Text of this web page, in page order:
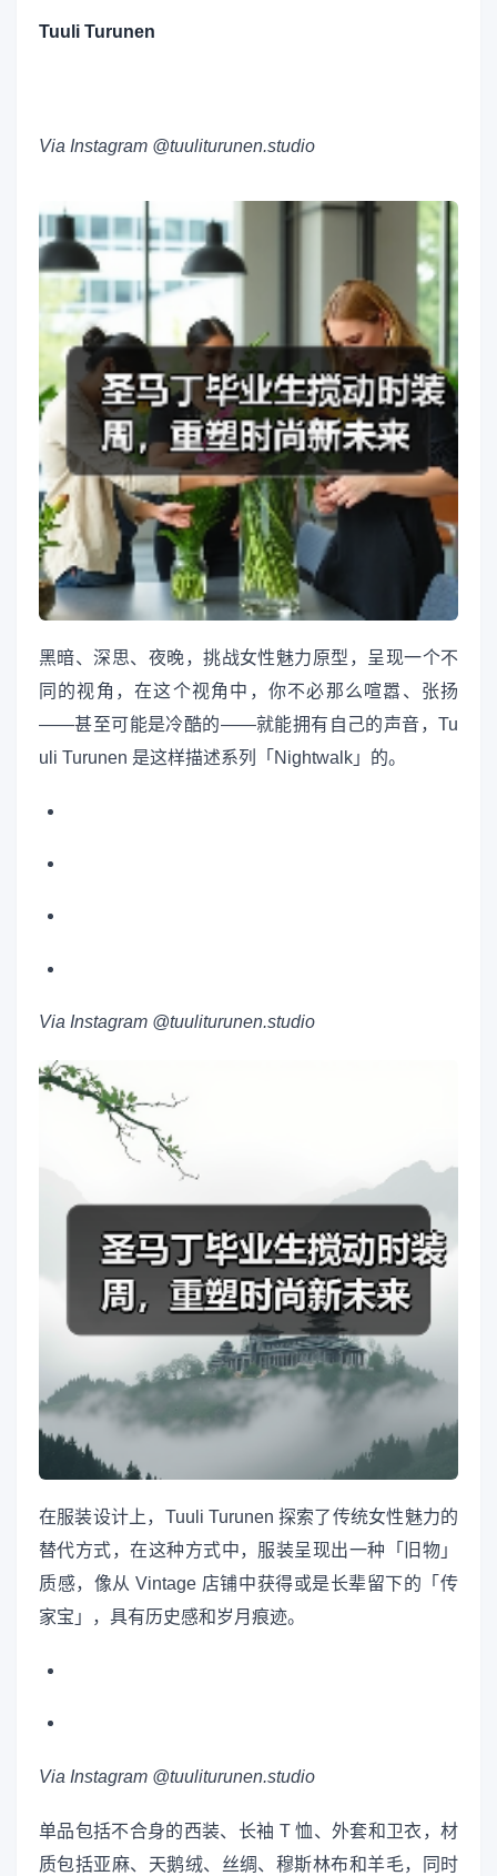
Tuuli Turunen
Via Instagram @tuuliturunen.studio
黑暗、深思、夜晚，挑战女性魅力原型，呈现一个不
同的视角，在这个视角中，你不必那么喧嚣、张扬
——甚至可能是冷酷的——就能拥有自己的声音，Tu
uli Turunen 是这样描述系列「Nightwalk」的。
Via Instagram @tuuliturunen.studio
在服装设计上，Tuuli Turunen 探索了传统女性魅力的
替代方式，在这种方式中，服装呈现出一种「旧物」
质感，像从 Vintage 店铺中获得或是长辈留下的「传
家宝」，具有历史感和岁月痕迹。
Via Instagram @tuuliturunen.studio
单品包括不合身的西装、长袖 T 恤、外套和卫衣，材
质包括亚麻、天鹅绒、丝绸、穆斯林布和羊毛，同时